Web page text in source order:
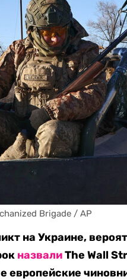
Brigade / AP
на Украине,
назвалиThe Wall
европейские